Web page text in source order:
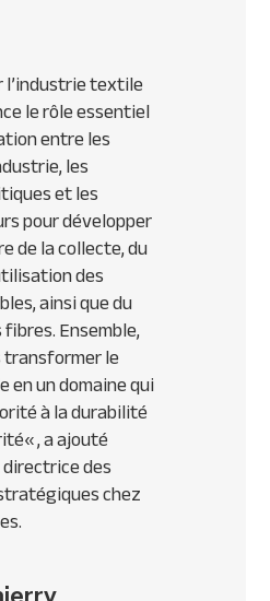
textile
le rôle essentiel
entre les
les
et les
pour développer
de la collecte, du
des
ainsi que du
Ensemble,
le
un domaine qui
à la durabilité
« , a ajouté
des
chez